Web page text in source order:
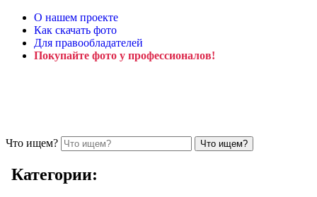
О нашем проекте
Как скачать фото
Для правообладателей
Покупайте фото у профессионалов!
Что ищем?
Категории: